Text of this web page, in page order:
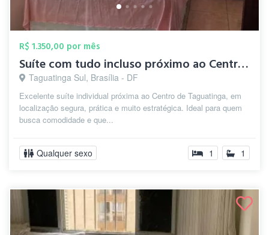
R$ 1.350,00 por mês
Suíte com tudo incluso próximo ao Centro...
Taguatinga Sul, Brasília - DF
Excelente suíte individual próxima ao Centro de Taguatinga, em
localização segura, prática e muito estratégica. Ideal para quem
busca comodidade e que...
Qualquer sexo 1 1